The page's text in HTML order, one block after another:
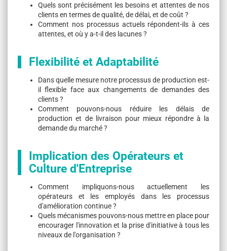
Quels sont précisément les besoins et attentes de nos
clients en termes de qualité, de délai, et de coût ?
Comment nos processus actuels répondent-ils à ces
attentes, et où y a-t-il des lacunes ?
Flexibilité et Adaptabilité
Dans quelle mesure notre processus de production est-
il flexible face aux changements de demandes des
clients ?
Comment pouvons-nous réduire les délais de
production et de livraison pour mieux répondre à la
demande du marché ?
Implication des Opérateurs et
Culture d'Entreprise
Comment impliquons-nous actuellement les
opérateurs et les employés dans les processus
d'amélioration continue ?
Quels mécanismes pouvons-nous mettre en place pour
encourager l'innovation et la prise d'initiative à tous les
niveaux de l'organisation ?